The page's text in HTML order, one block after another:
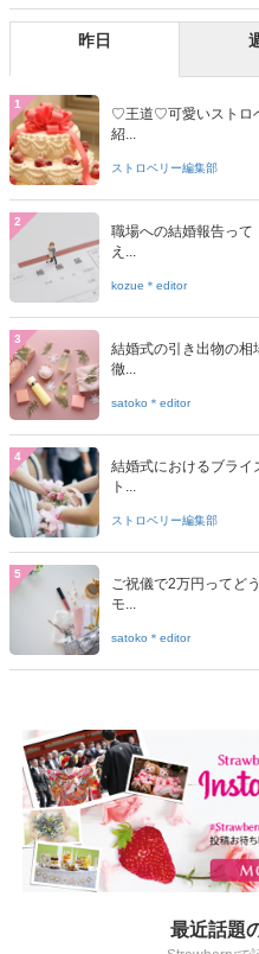
昨日
1
♡王道♡可愛いストロ
紹...
ストロベリー編集部
2
職場への結婚報告って
え...
kozue＊editor
3
結婚式の引き出物の相
徹...
satoko＊editor
4
結婚式におけるブライ
ト...
ストロベリー編集部
5
ご祝儀で2万円ってど
モ...
satoko＊editor
最近話題